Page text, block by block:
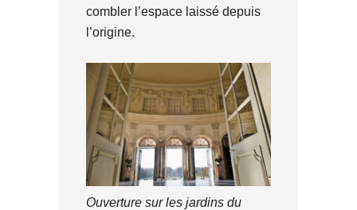
combler l’espace laissé depuis
l’origine.
Ouverture sur les jardins du